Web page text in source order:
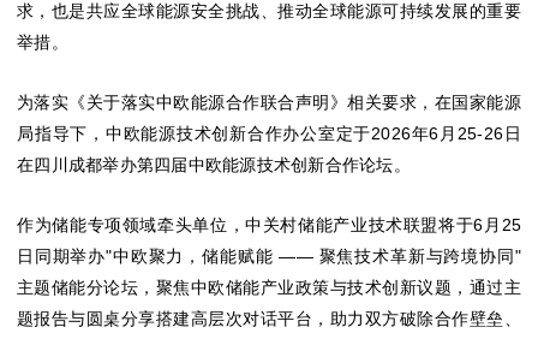
求，也是共应全球能源安全挑战、推动全球能源可持续发展的重要
举措。
为落实《关于落实中欧能源合作联合声明》相关要求，在国家能源
局指导下，中欧能源技术创新合作办公室定于2026年6月25-26日
在四川成都举办第四届中欧能源技术创新合作论坛。
作为储能专项领域牵头单位，中关村储能产业技术联盟将于6月25
日同期举办"中欧聚力，储能赋能 —— 聚焦技术革新与跨境协同"
主题储能分论坛，聚焦中欧储能产业政策与技术创新议题，通过主
题报告与圆桌分享搭建高层次对话平台，助力双方破除合作壁垒、